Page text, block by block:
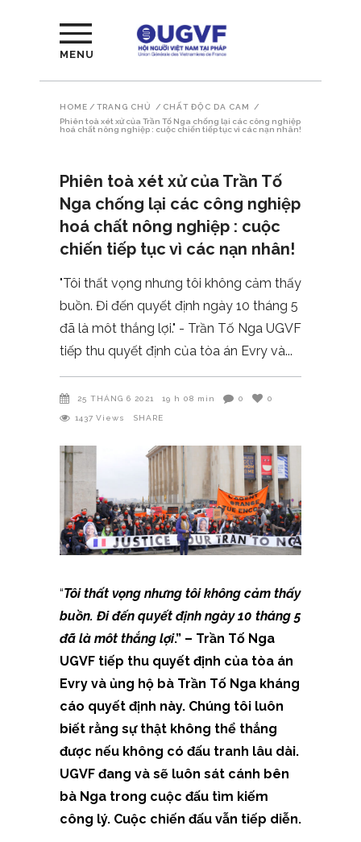
MENU
HOME / TRANG CHỦ / CHẤT ĐỘC DA CAM
/
Phiên toà xét xử của Trần Tố Nga chống lại các công nghiệp
hoá chất nông nghiệp : cuộc chiến tiếp tục vì các nạn nhân!
Phiên toà xét xử của Trần Tố
Nga chống lại các công nghiệp
hoá chất nông nghiệp : cuộc
chiến tiếp tục vì các nạn nhân!
"Tôi thất vọng nhưng tôi không cảm thấy
buồn. Đi đến quyết định ngày 10 tháng 5
đã là môt thắng lợi." - Trần Tố Nga UGVF
tiếp thu quyết định của tòa án Evry và
25 THÁNG 6 2021 19 h 08 min 0 0
1437 Views SHARE
“Tôi thất vọng nhưng tôi không cảm thấy
buồn. Đi đến quyết định ngày 10 tháng 5
đã là môt thắng lợi.” – Trần Tố Nga
UGVF tiếp thu quyết định của tòa án
Evry và ủng hộ bà Trần Tố Nga kháng
cáo quyết định này. Chúng tôi luôn
biết rằng sự thật không thể thắng
được nếu không có đấu tranh lâu dài.
UGVF đang và sẽ luôn sát cánh bên
bà Nga trong cuộc đấu tìm kiếm
công lý. Cuộc chiến đấu vẫn tiếp diễn.